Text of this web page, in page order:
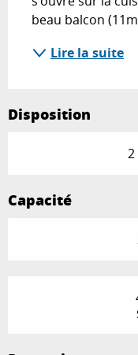
beau balcon
Lire la suite
Disposition
2
Capacité